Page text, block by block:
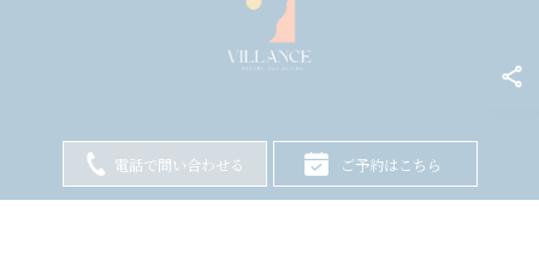
電話で問い合わせる ご予約はこちら
© 2026 兵庫県淡路島のヴィラならヴィランス淡路島 ALL RIGHTS RESERVED.